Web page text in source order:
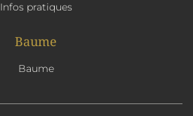
Infos pratiques
Baume
Baume